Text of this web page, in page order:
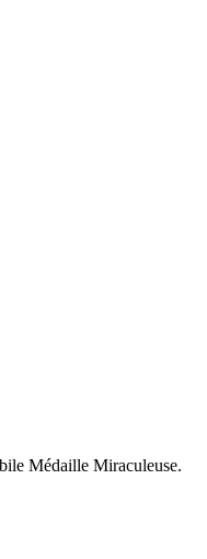
Médaille Miraculeuse.